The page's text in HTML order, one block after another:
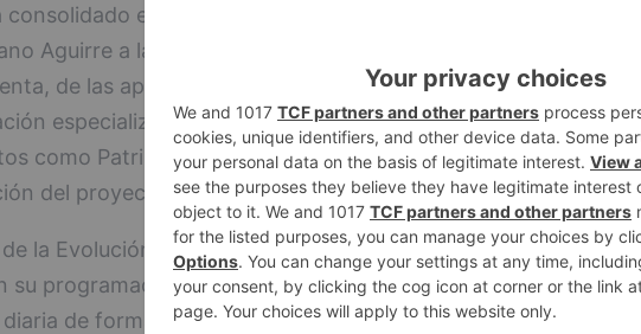
consolidado el proyecto de Atapuerca hablando de los inicios
Aguirre a la cabeza, de los grandes descubrimientos en los
de las apariciones de Atapuerca en los grandes medios de
especializados como 'Nature', de la declaración de los
como Patrimonio Mundial y de la 'Internacionalización y
del proyecto Atapuerca'.
de la Evolución Humana ha preparado varias conexiones en
su programación on-line. El Museo va a desarrollar una
de forma virtual en la que se podrá participar y seguir a